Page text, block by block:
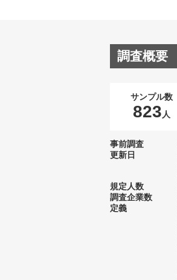
調査概要
サンプル数
823 人
事前調査
更新日
規定人数
調査企業数
定義